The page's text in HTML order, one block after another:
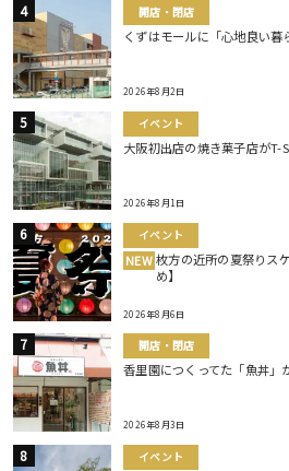
開店・閉店
くずはモールに「心地良い
2026年8月2日
イベント
大阪初出店の焼き菓子店がT-
2026年8月1日
イベント
NEW 枚方の近所の夏祭りス
め】
2026年8月6日
開店・閉店
香里園につくってた「魚丼」
2026年8月3日
イベント